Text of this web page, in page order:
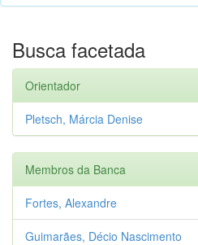
Busca facetada
Orientador
Pletsch, Márcia Denise
Membros da Banca
Fortes, Alexandre
Guimarães, Décio Nascimento